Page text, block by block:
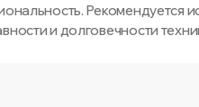
Рекомендуется
и долговечности